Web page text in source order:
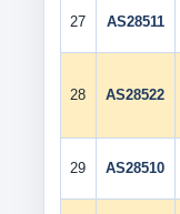
27 AS28511
28 AS28522
29 AS28510